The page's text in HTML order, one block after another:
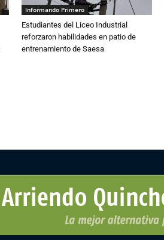
Informando Primero
Estudiantes del Liceo Industrial
reforzaron habilidades en patio de
entrenamiento de Saesa